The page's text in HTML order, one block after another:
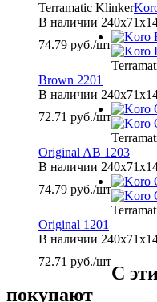
Terramatic Klinker
В наличии
74.79 руб./шт
Brown 2201
В наличии
72.71 руб./шт
Original AB 1203
В наличии
74.79 руб./шт
Original 1201
В наличии
72.71 руб./шт
С
покупают